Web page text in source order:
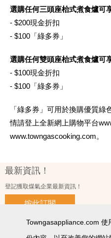
選購任何三頭座枱式煮食爐可
- $200現金折扣
- $100「綠多券」
選購任何雙頭座枱式煮食爐可
- $100現金折扣
- $100「綠多券」
「綠多券」可用於換購優質
情請登上全新網上購物平台
www.towngascooking.com。
最新資訊！
登記獲取煤氣企業最新資訊！
按此訂閱
Towngasappliance.com